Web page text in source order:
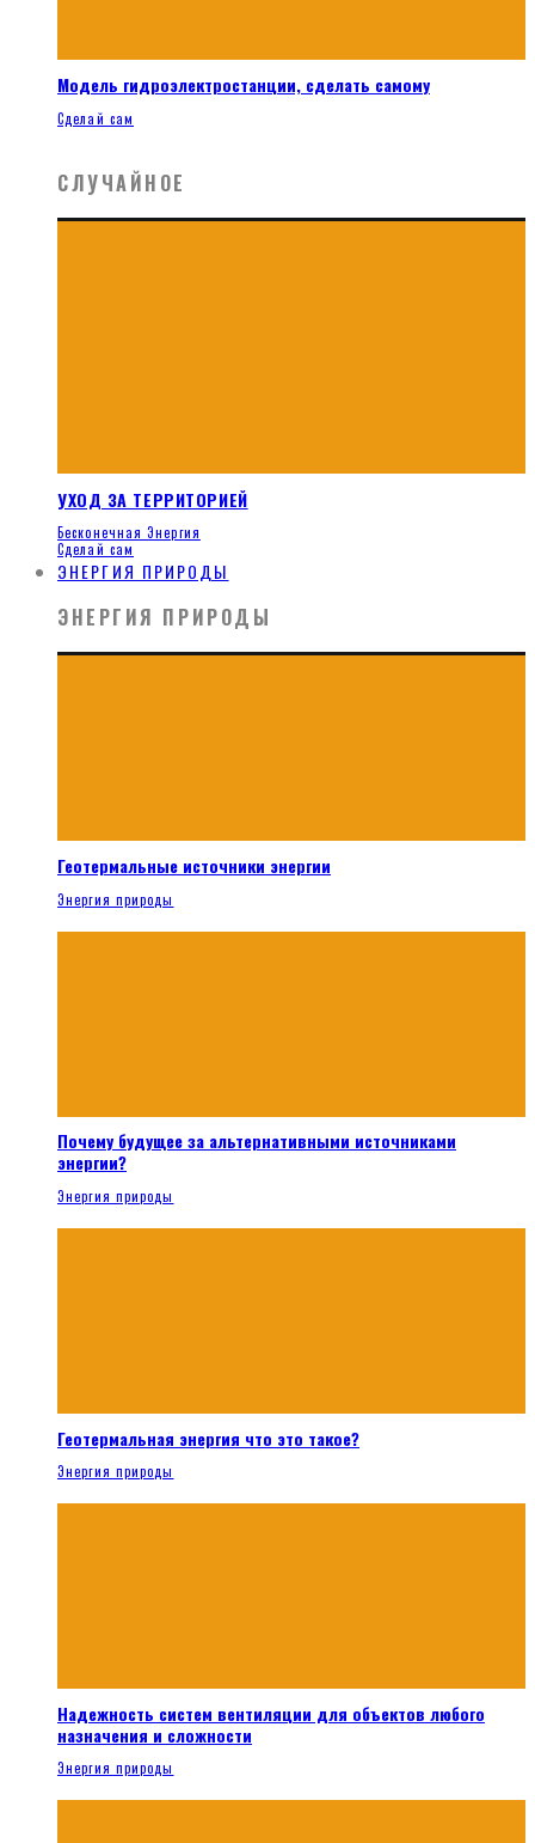
Модель гидроэлектростанции, сделать самому
Сделай сам
СЛУЧАЙНОЕ
УХОД ЗА ТЕРРИТОРИЕЙ
Бесконечная Энергия
Сделай сам
ЭНЕРГИЯ ПРИРОДЫ
ЭНЕРГИЯ ПРИРОДЫ
Геотермальные источники энергии
Энергия природы
Почему будущее за альтернативными источниками
энергии?
Энергия природы
Геотермальная энергия что это такое?
Энергия природы
Надежность систем вентиляции для объектов любого
назначения и сложности
Энергия природы